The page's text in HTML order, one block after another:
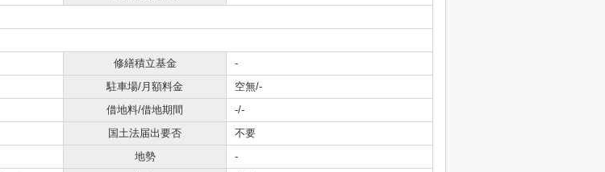
修繕積立基金
-
駐車場/月額料金
空無/-
借地料/借地期間
-/-
国土法届出要否
不要
地勢
-